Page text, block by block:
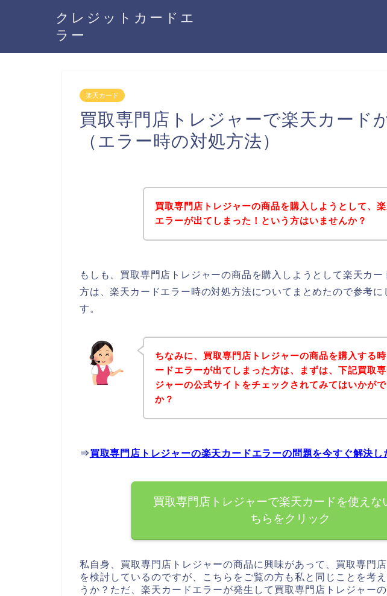
クレジットカードエ
ラー
楽天カード
買取専門店トレジャーで楽天カード
（エラー時の対処方法）
買取専門店トレジャーの商品を購入しようとして、
エラーが出てしまった！という方はいませんか？
もしも、買取専門店トレジャーの商品を購入しようとして楽天カー
方は、楽天カードエラー時の対処方法についてまとめたので参考
す。
ちなみに、買取専門店トレジャーの商品を購入する
ードエラーが出てしまった方は、まずは、下記買取
ジャーの公式サイトをチェックされてみてはいかがで
か？
⇒買取専門店トレジャーの楽天カードエラーの問題を今すぐ解決し
買取専門店トレジャーで楽天カードを使えな
ちらをクリック
私自身、買取専門店トレジャーの商品に興味があって、買取専門
を検討しているのですが、こちらをご覧の方も私と同じことを考
うか？ただ、楽天カードエラーが発生して買取専門店トレジャー